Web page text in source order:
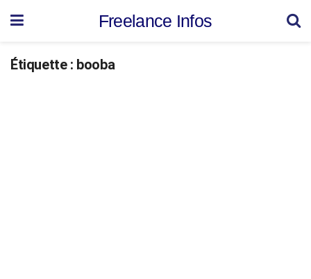
Freelance Infos
Étiquette : booba